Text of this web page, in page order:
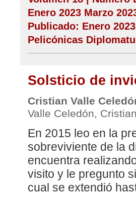
Enero 2023 Marzo
Publicado: Enero 2023
Pelicónicas
Solsticio de
Cristian Valle
Valle Celedón, Cristian
En 2015 leo en la
sobreviviente de la
encuentra
visito y le pregunto
cual se extendió